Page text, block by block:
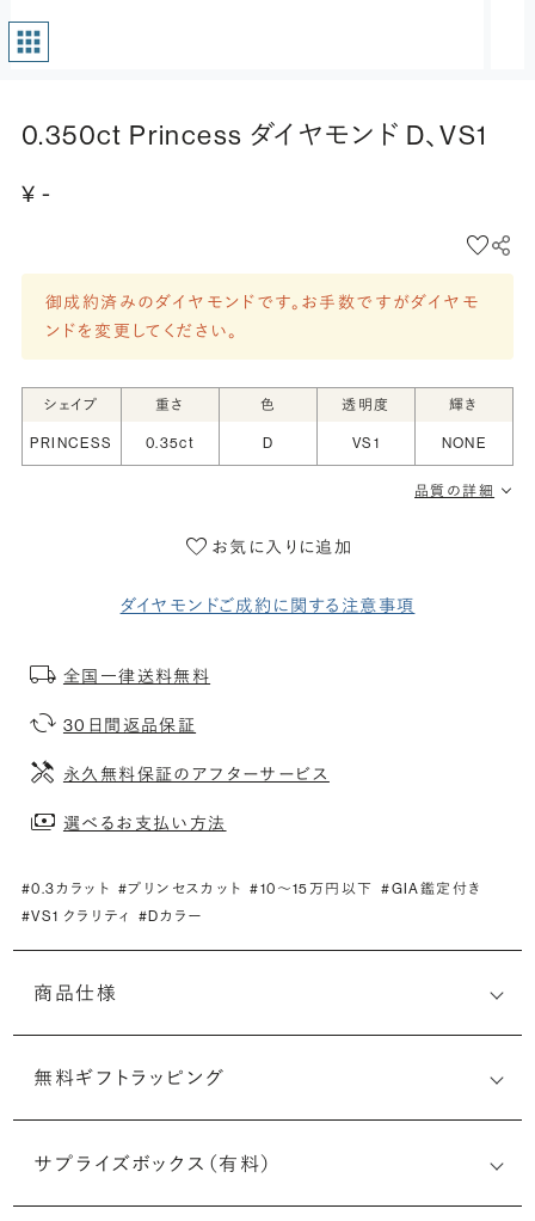
0.350ct Princess ダイヤモンド D、VS1
¥ -
御成約済みのダイヤモンドです。お手数ですがダイヤモ
ンドを変更してください。
シェイプ 重さ 色 透明度 輝き
PRINCESS 0.35ct D VS1 NONE
品質の詳細
お気に入りに追加
ダイヤモンドご成約に関する注意事項
全国一律送料無料
30日間返品保証
永久無料保証のアフターサービス
選べるお支払い方法
#0.3カラット #プリンセスカット #10〜15万円以下 #GIA鑑定付き
#VS1 クラリティ #Dカラー
商品仕様
無料ギフトラッピング
サプライズボックス（有料）